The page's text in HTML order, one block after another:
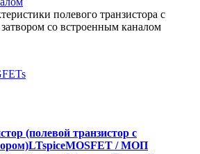
полевого транзистора с
со встроенным каналом
(полевой транзистор с
LTspiceMOSFET / МОП